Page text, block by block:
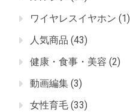
ワイヤレスイヤホン (1)
人気商品 (43)
健康・食事・美容 (2)
動画編集 (3)
女性育毛 (33)